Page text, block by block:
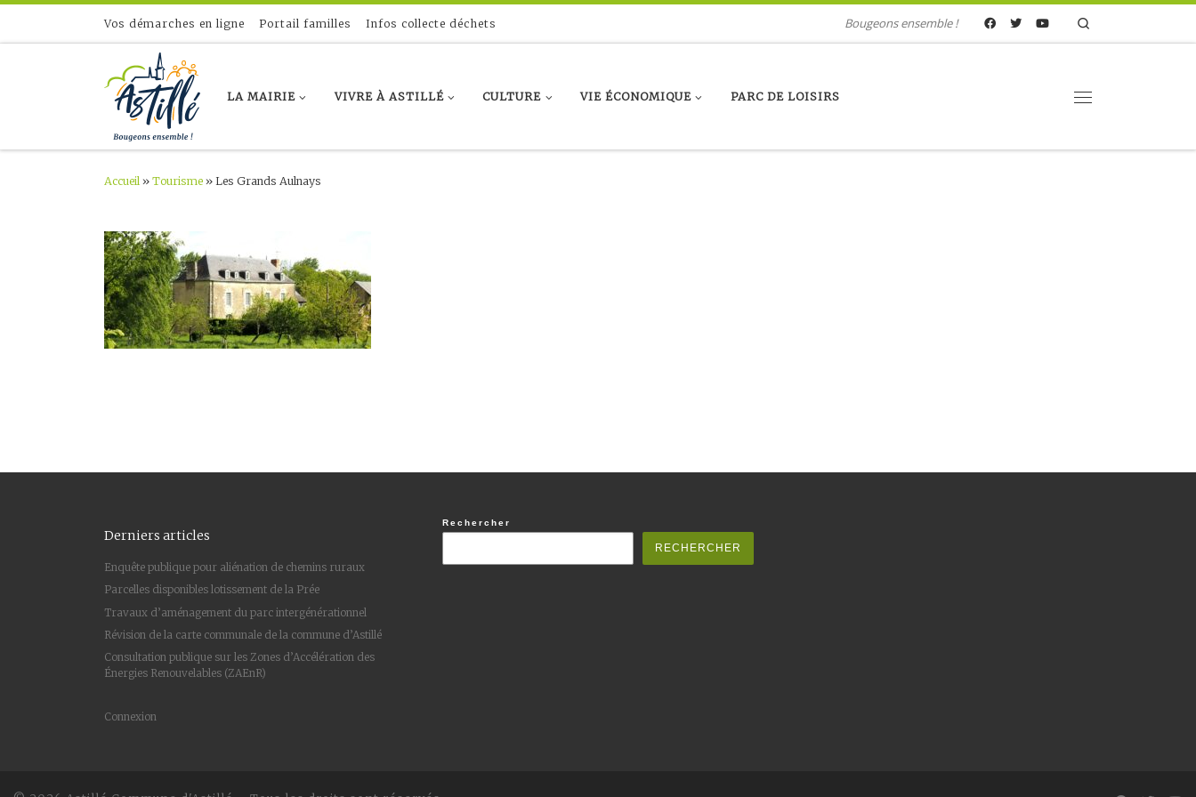
Skip to contentVos démarches en ligne Portail familles Infos collecte déchets Bougeons ensemble !
LA MAIRIE VIVRE À ASTILLÉ CULTURE VIE ÉCONOMIQUE PARC DE LOISIRS
Accueil » Tourisme » Les Grands Aulnays
Derniers articles
Enquête publique pour aliénation de chemins ruraux
Parcelles disponibles lotissement de la Prée
Travaux d’aménagement du parc intergénérationnel
Révision de la carte communale de la commune d’Astillé
Consultation publique sur les Zones d’Accélération des
Énergies Renouvelables (ZAEnR)
Connexion
Rechercher
RECHERCHER